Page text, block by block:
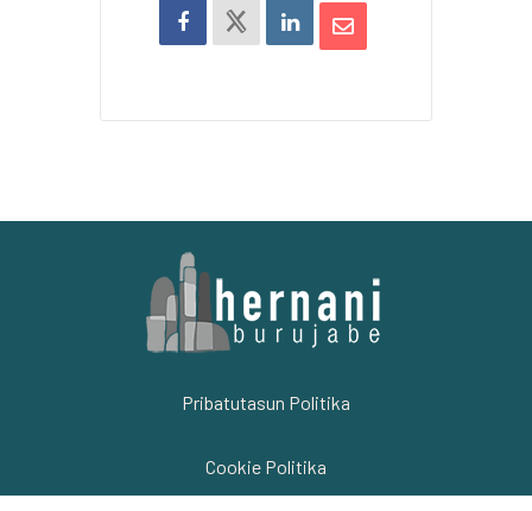
Pribatutasun Politika
Cookie Politika